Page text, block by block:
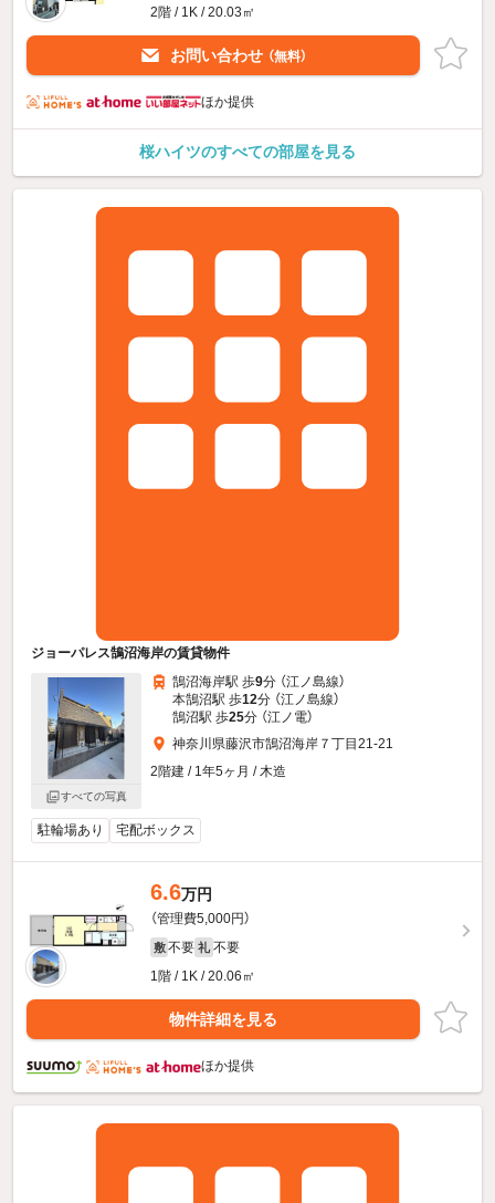
2階 / 1K / 20.03㎡
お問い合わせ （無料）
ほか提供
桜ハイツのすべての部屋を見る
ジョーパレス鵠沼海岸の賃貸物件
すべての写真
鵠沼海岸駅 歩9分 （江ノ島線）
本鵠沼駅 歩12分 （江ノ島線）
鵠沼駅 歩25分 （江ノ電）
神奈川県藤沢市鵠沼海岸７丁目21-21
2階建 / 1年5ヶ月 / 木造
駐輪場あり 宅配ボックス
6.6万円
（管理費5,000円）
敷 不要 礼 不要
1階 / 1K / 20.06㎡
物件詳細を見る
ほか提供